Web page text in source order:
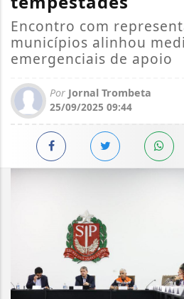
Encontro com
municípios alinhou
emergenciais de apoio
Por Jornal Trombeta
25/09/2025 09:44